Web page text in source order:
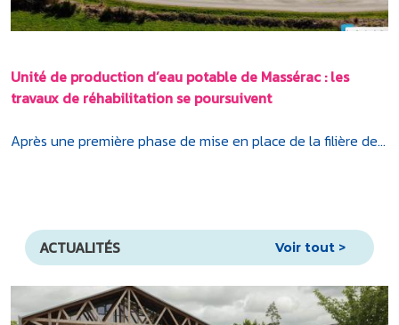
Unité de production d’eau potable de Massérac : les
travaux de réhabilitation se poursuivent
Après une première phase de mise en place de la filière de...
ACTUALITÉS Voir tout >